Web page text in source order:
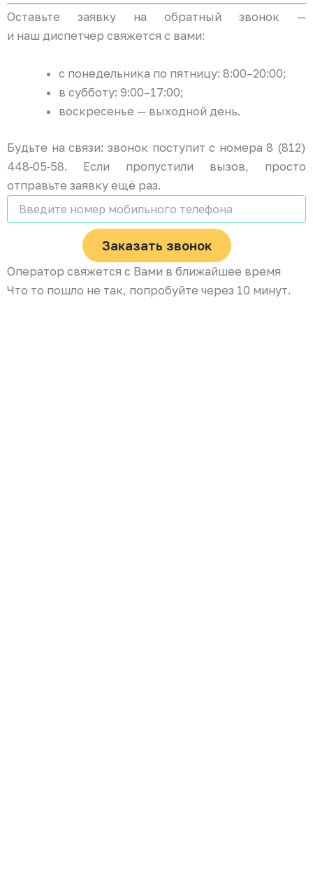
Оставьте заявку на обратный звонок —
и наш диспетчер свяжется с вами:
с понедельника по пятницу: 8:00–20:00;
в субботу: 9:00–17:00;
воскресенье — выходной день.
Будьте на связи: звонок поступит с номера 8 (812)
448‑05‑58. Если пропустили вызов, просто
отправьте заявку ещё раз.
Заказать звонок
Оператор свяжется с Вами в ближайшее время
Что то пошло не так, попробуйте через 10 минут.